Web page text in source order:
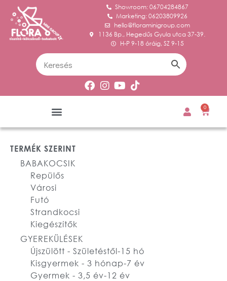
Showroom: 06704284867
Marketing: 06203809926
hello@floraminigroup.com
1136 Bp., Hegedűs Gyula utca 37-39.
H-P 9-18 óráig, SZ 9-15
0
TERMÉK SZERINT
BABAKOCSIK
Repülős
Városi
Futó
Strandkocsi
Kiegészítők
GYEREKÜLÉSEK
Újszülött - Születéstől-15 hó
Kisgyermek - 3 hónap-7 év
Gyermek - 3,5 év-12 év